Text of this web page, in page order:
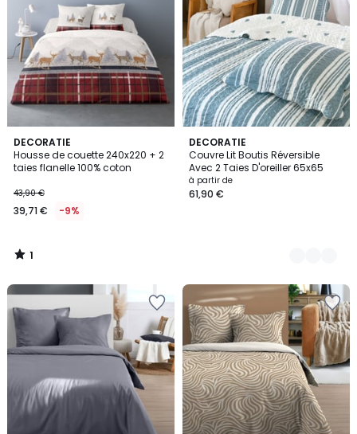
DECORATIE
Housse de couette 240x220 + 2
taies flanelle 100% coton
43,90 €
39,71 € -9%
1
/
5
1
/
DECORATIE
Couvre Lit Boutis Réversible
Avec 2 Taies D'oreiller 65x65
à partir de
61,90 €
2
Couleurs